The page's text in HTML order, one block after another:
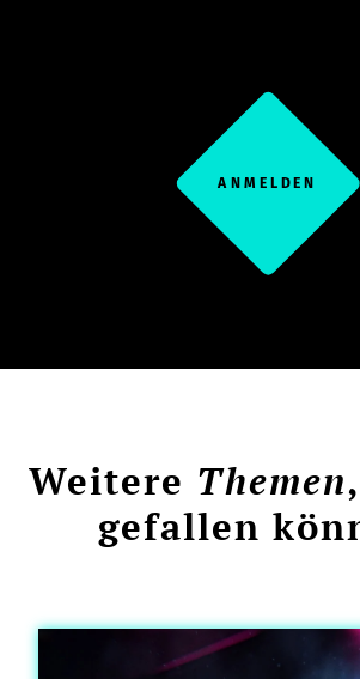
ANMELDEN
Weitere Themen
gefallen